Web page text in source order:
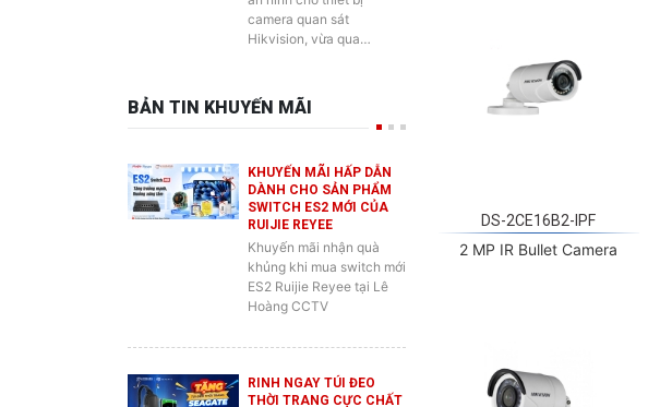
2 MP IR Bullet Camera
KHUYẾN MÃI HẤP DẪN
SWITCH ES2 MỚI CỦA
RUIJIE REYEE
Khuyến mãi nhận quà
khủng khi mua switch mới
ES2 Ruijie Reyee tại Lê
Hoàng CCTV
RINH NGAY TÚI ĐEO
KHI MUA Ổ CỨNG
SEAGATE